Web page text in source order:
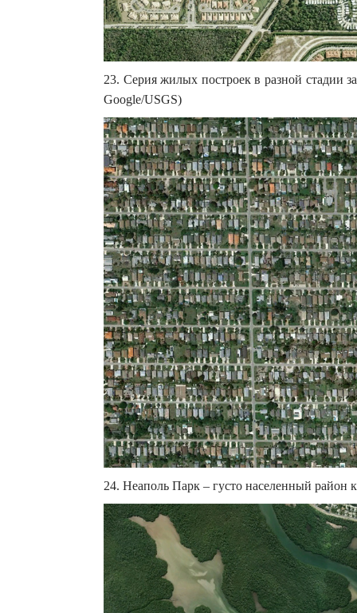
23. Серия жилых построек в разной стадии
Google/USGS)
24. Неаполь Парк – густо населенный район